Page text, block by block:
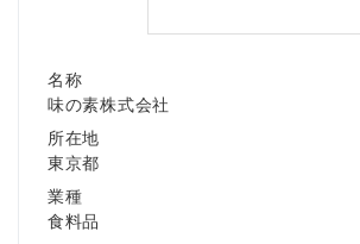
名称
味の素株式会社
所在地
東京都
業種
食料品